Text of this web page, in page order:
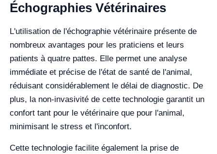
Échographies Vétérinaires
L'utilisation de l'échographie vétérinaire présente de
nombreux avantages pour les praticiens et leurs
patients à quatre pattes. Elle permet une analyse
immédiate et précise de l'état de santé de l'animal,
réduisant considérablement le délai de diagnostic. De
plus, la non-invasivité de cette technologie garantit un
confort tant pour le vétérinaire que pour l'animal,
minimisant le stress et l'inconfort.
Cette technologie facilite également la prise de